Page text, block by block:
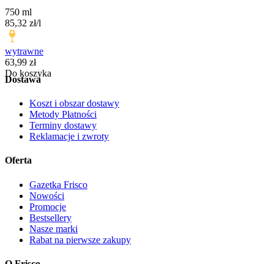
750 ml
85,32 zł/l
wytrawne
Cena
63,99 zł
Do koszyka
Dostawa
Koszt i obszar dostawy
Metody Płatności
Terminy dostawy
Reklamacje i zwroty
Oferta
Gazetka Frisco
Nowości
Promocje
Bestsellery
Nasze marki
Rabat na pierwsze zakupy